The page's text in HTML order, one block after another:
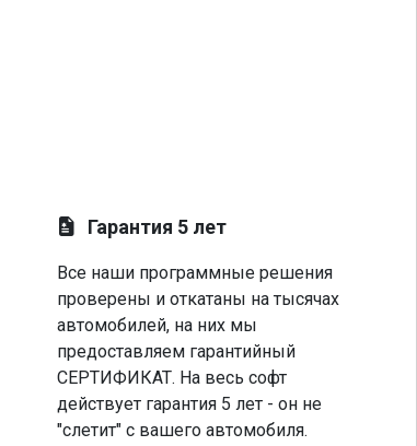
Гарантия 5 лет
Все наши программные решения
проверены и откатаны на тысячах
автомобилей, на них мы
предоставляем гарантийный
СЕРТИФИКАТ. На весь софт
действует гарантия 5 лет - он не
"слетит" с вашего автомобиля.